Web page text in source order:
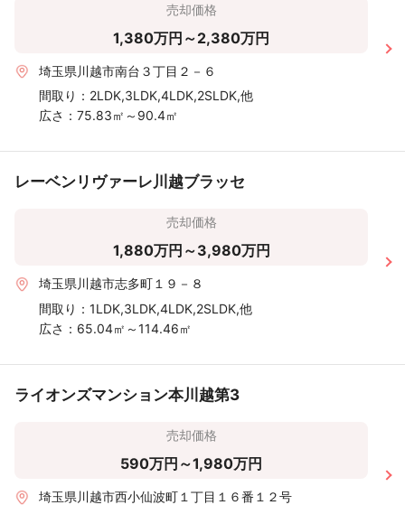
売却価格
1,380万円～2,380万円
埼玉県川越市南台３丁目２－６
間取り： 2LDK,3LDK,4LDK,2SLDK,他
広さ： 75.83㎡～90.4㎡
レーベンリヴァーレ川越ブラッセ
売却価格
1,880万円～3,980万円
埼玉県川越市志多町１９－８
間取り： 1LDK,3LDK,4LDK,2SLDK,他
広さ： 65.04㎡～114.46㎡
ライオンズマンション本川越第3
売却価格
590万円～1,980万円
埼玉県川越市西小仙波町１丁目１６番１２号